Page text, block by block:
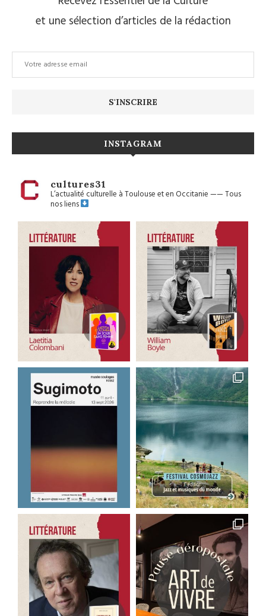
et une sélection d’articles de la rédaction
INSTAGRAM
cultures31
L’actualité culturelle à Toulouse et en Occitanie——Tous
nos liens